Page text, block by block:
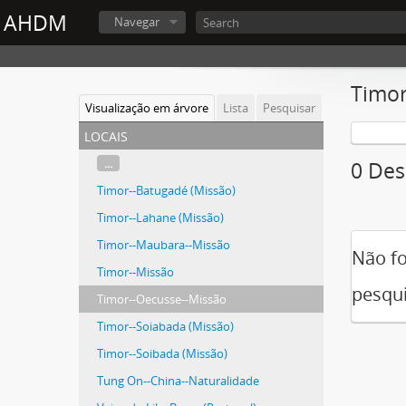
AHDM Navegar
Visualização em árvore Lista Pesquisar
locais
...
Timor--Batugadé (Missão)
Timor--Lahane (Missão)
Timor--Maubara--Missão
Timor--Missão
Timor--Oecusse--Missão
Timor--Soiabada (Missão)
Timor--Soibada (Missão)
Tung On--China--Naturalidade
0
Não